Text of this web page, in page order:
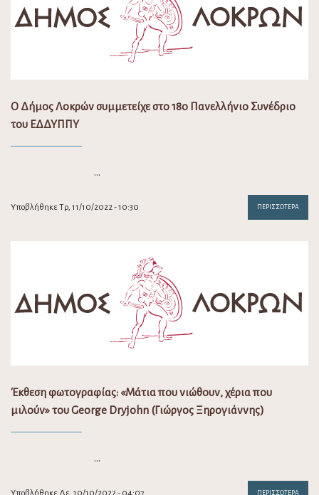
Ο Δήμος Λοκρών συμμετείχε στο 18ο Πανελλήνιο Συνέδριο
του ΕΔΔΥΠΠΥ
…
Υποβλήθηκε Τρ, 11/10/2022 - 10:30 ΠΕΡΙΣΣΌΤΕΡΑ
Έκθεση φωτογραφίας: «Μάτια που νιώθουν, χέρια που
μιλούν» του George Dryjohn (Γιώργος Ξηρογιάννης)
…
ΠΕΡΙΣΣΌΤΕΡΑ